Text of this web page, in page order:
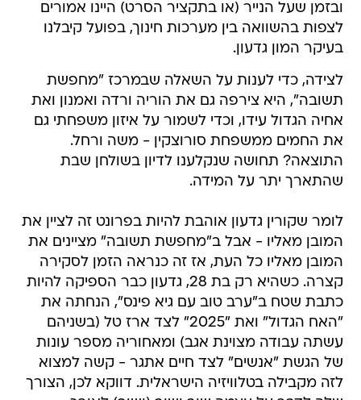
ובזמן שעל הנייר (או בתקציר הסרט) היינו אמורים
לצפות בהשוואה בין מערכות חינוך, בפועל קיבלנו
בעיקר המון גדעון.
לצידה, כדי לענות על השאלה שבמרכז "מחפשת
תשובה", היא צירפה גם את הוריה ורדה ואמנון ואת
אחיה הגדול עידו, וכדי לשמור על איזון משפחתי גם
את החמים ממשפחת סורוצקין - משה ורחל.
התוצאה? תחושה שנקלענו לדיון בשולחן שבת
שהתארך יתר על המידה.
לומר שקורין גדעון אוהבת להיות בפרונט זה לציין את
המובן מאליו - אבל ב"מחפשת תשובה" מציינים את
המובן מאליו כל העת, אז זה כנראה הזמן לסקירה
קצרה. כשהיא רק בת 28, גדעון כבר הספיקה להיות
כתבת שטח ב"ערב טוב עם גיא פינס", הנחתה את
"האח הגדול" ואת "2025" לצד ארז טל (בשניהם
עשתה עבודה מצוינת אגב) ומאחוריה מספר עונות
של הגשת "אנשים" לצד חיים אתגר - קשה למצוא
לזה מקבילה בטלוויזיה הישראלית. דווקא לכן, הצורך